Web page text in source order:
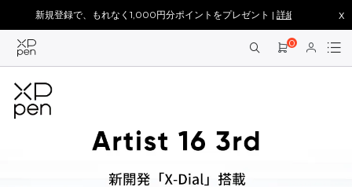
新規登録で、もれなく1,000円分ポイントをプレゼント | 詳細を見る > x
0